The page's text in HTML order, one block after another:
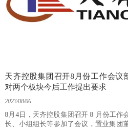
天齐控股集团召开8月份工作会议
对两个板块今后工作提出要求
2023/08/06
8月4日，天齐控股集团召开 8 月份工作
长、小组组长等参加了会议，置业集团